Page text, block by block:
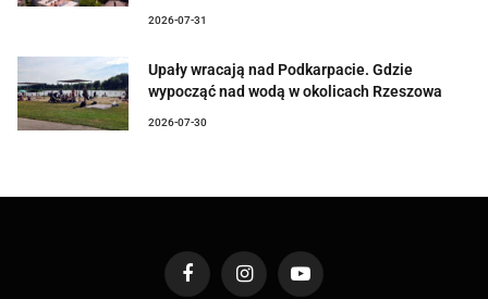
2026-07-31
Upały wracają nad Podkarpacie. Gdzie
wypocząć nad wodą w okolicach Rzeszowa
2026-07-30
FacebookInstagramYouTube